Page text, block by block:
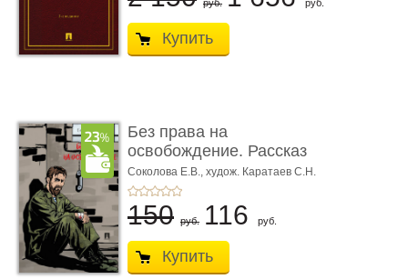
руб. руб.
Купить
Без права на
освобождение. Рассказ
Соколова Е.В., худож. Каратаев С.Н.
150 руб. 116 руб.
Купить